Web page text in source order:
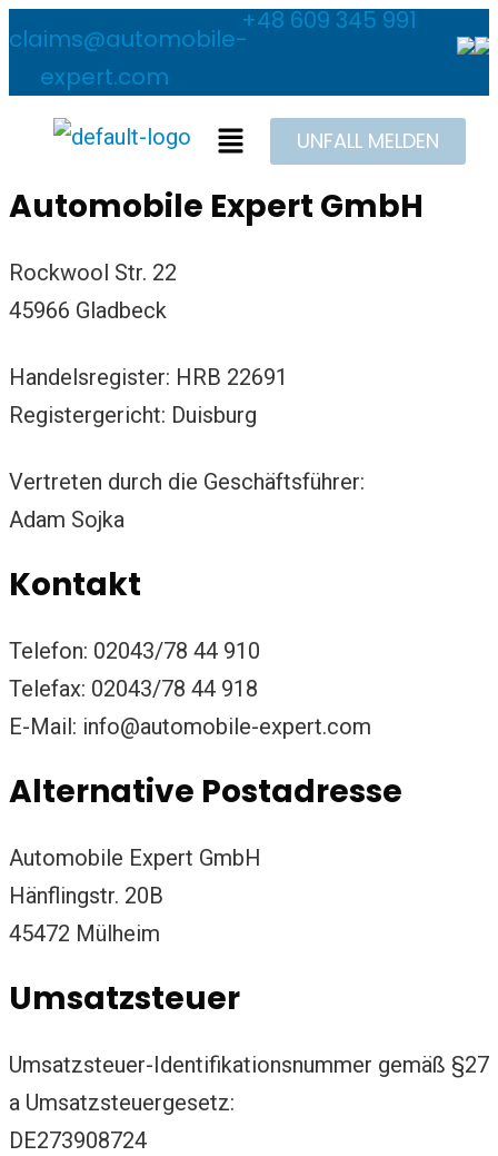
claims@automobile-
expert.com
+48 609 345 991
UNFALL MELDEN
Automobile Expert GmbH
Rockwool Str. 22
45966 Gladbeck
Handelsregister: HRB 22691
Registergericht: Duisburg
Vertreten durch die Geschäftsführer:
Adam Sojka
Kontakt
Telefon: 02043/78 44 910
Telefax: 02043/78 44 918
E-Mail: info@automobile-expert.com
Alternative Postadresse
Automobile Expert GmbH
Hänflingstr. 20B
45472 Mülheim
Umsatzsteuer
Umsatzsteuer-Identifikationsnummer gemäß §27
a Umsatzsteuergesetz:
DE273908724